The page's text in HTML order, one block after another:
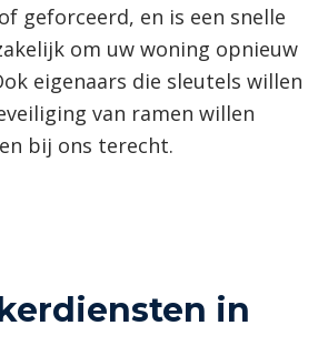
geforceerd, en is een snelle
om uw woning opnieuw
eigenaars die sleutels willen
van ramen willen
bij ons terecht.
in